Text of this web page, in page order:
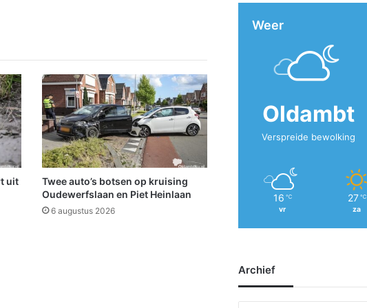
uit
Twee auto’s botsen op kruising
Oudewerfslaan en Piet Heinlaan
6 augustus 2026
Weer
Oldambt
Verspreide bewolking
16 ℃
vr
27 ℃
za
Archief